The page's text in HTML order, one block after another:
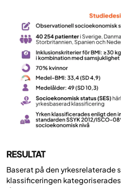
RESULTAT
Baserat på den yrkesrelaterade
klassificeringen